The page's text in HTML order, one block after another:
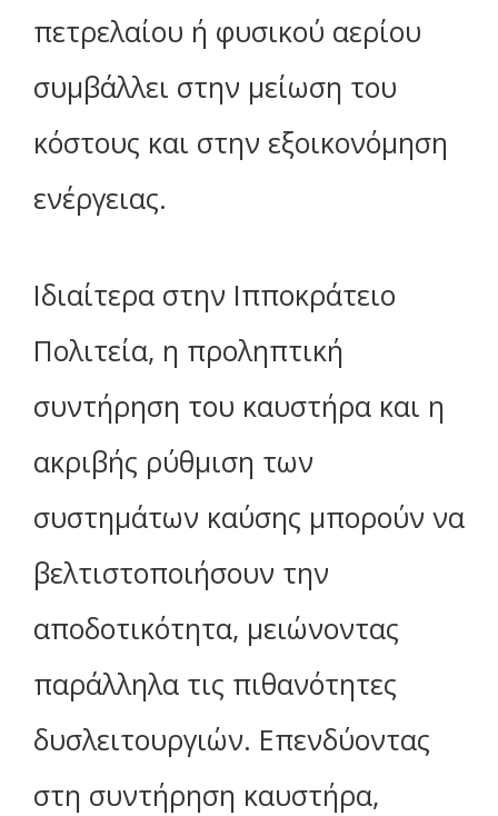
πετρελαίου ή φυσικού αερίου
συμβάλλει στην μείωση του
κόστους και στην εξοικονόμηση
ενέργειας.
Ιδιαίτερα στην Ιπποκράτειο
Πολιτεία, η προληπτική
συντήρηση του καυστήρα και η
ακριβής ρύθμιση των
συστημάτων καύσης μπορούν να
βελτιστοποιήσουν την
αποδοτικότητα, μειώνοντας
παράλληλα τις πιθανότητες
δυσλειτουργιών. Επενδύοντας
στη συντήρηση καυστήρα,